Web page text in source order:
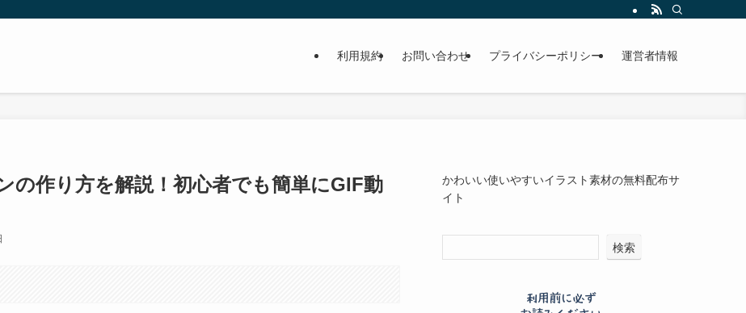
利用規約 お問い合わせ プライバシーポリシー 運営者情報
の作り方を解説！初心者でも簡単にGIF動
かわいい使いやすいイラスト素材の無料配布サ
イト
検索